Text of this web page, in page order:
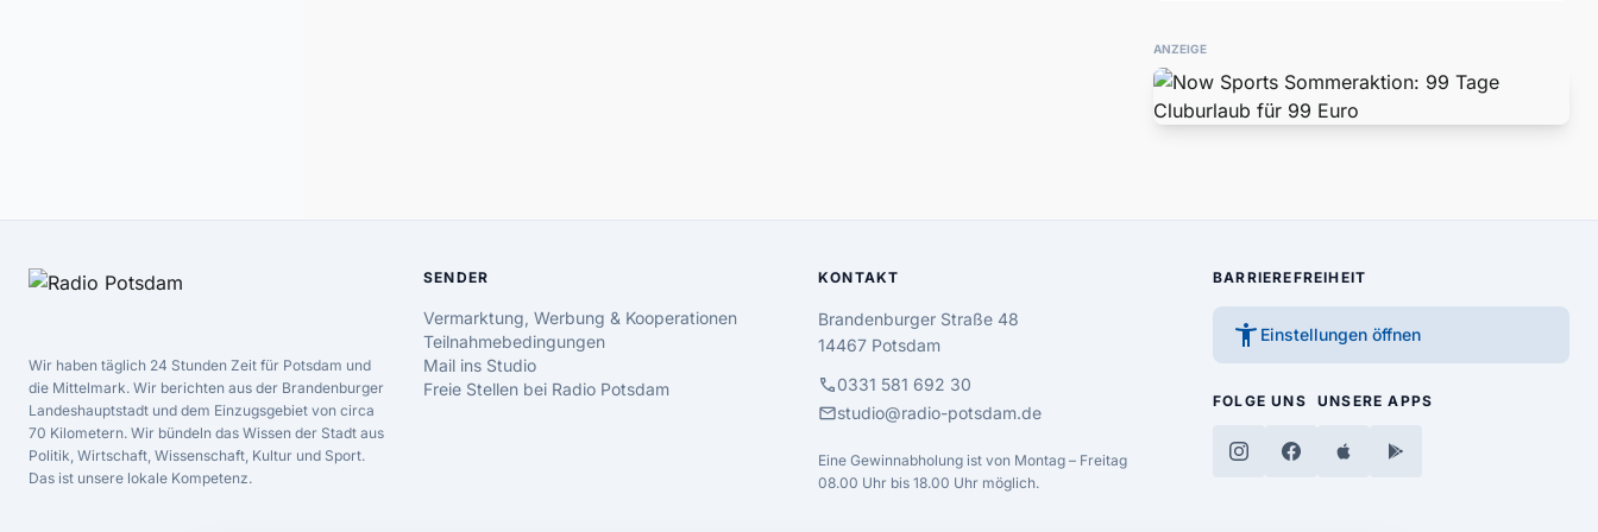
ANZEIGE
Wir haben täglich 24 Stunden Zeit für Potsdam und
die Mittelmark. Wir berichten aus der Brandenburger
Landeshauptstadt und dem Einzugsgebiet von circa
70 Kilometern. Wir bündeln das Wissen der Stadt aus
Politik, Wirtschaft, Wissenschaft, Kultur und Sport.
Das ist unsere lokale Kompetenz.
SENDER
Vermarktung, Werbung & Kooperationen
Teilnahmebedingungen
Mail ins Studio
Freie Stellen bei Radio Potsdam
KONTAKT
Brandenburger Straße 48
14467 Potsdam
call0331 581 692 30
mailstudio@radio-potsdam.de
Eine Gewinnabholung ist von Montag – Freitag
08.00 Uhr bis 18.00 Uhr möglich.
BARRIEREFREIHEIT
accessibility_new Einstellungen öffnen
FOLGE UNS UNSERE APPS